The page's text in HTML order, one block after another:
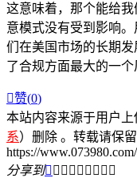
这意味着，那个能给
意模式没有受到影响
们在美国市场的长期
了合规方面最大的一个
赞(0)
本站内容来源于用户
系）删除 。转载请保留
https://
分享到        